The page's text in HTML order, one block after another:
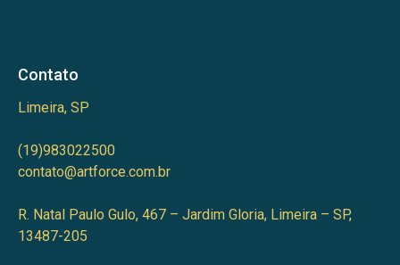
Contato
Limeira, SP
(19)983022500
contato@artforce.com.br
R. Natal Paulo Gulo, 467 – Jardim Gloria, Limeira – SP,
13487-205